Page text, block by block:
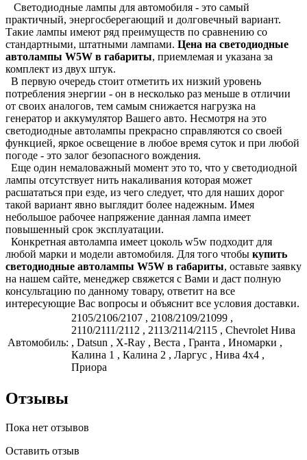
Светодиодные лампы для автомобиля - это самый
практичный, энергосберегающий и долговечный вариант.
Такие лампы имеют ряд преимуществ по сравнению со
стандартными, штатными лампами. Цена на светодиодные
автолампы W5W в габариты, приемлемая и указана за
комплект из двух штук.
В первую очередь стоит отметить их низкий уровень
потребления энергии - он в несколько раз меньше в отличии
от своих аналогов, тем самым снижается нагрузка на
генератор и аккумулятор Вашего авто. Несмотря на это
светодиодные автолампы прекрасно справляются со своей
функцией, яркое освещение в любое время суток и при любой
погоде - это залог безопасного вождения.
Еще один немаловажный момент это то, что у светодиодной
лампы отсутствует нить накаливания которая может
расшататься при езде, из чего следует, что для наших дорог
такой вариант явно выглядит более надежным. Имея
небольшое рабочее напряжение данная лампа имеет
повышенный срок эксплуатации.
Конкретная автолампа имеет цоколь w5w подходит для
любой марки и модели автомобиля. Для того чтобы купить
светодиодные автолампы W5W в габариты, оставьте заявку
на нашем сайте, менеджер свяжется с Вами и даст полную
консультацию по данному товару, ответит на все
интересующие Вас вопросы и объяснит все условия доставки.
Автомобиль:
2105/2106/2107 , 2108/2109/21099 ,
2110/2111/2112 , 2113/2114/2115 , Chevrolet Нива
, Datsun , X-Ray , Веста , Гранта , Иномарки ,
Калина 1 , Калина 2 , Ларгус , Нива 4x4 ,
Приора
Отзывы
Пока нет отзывов
Оставить отзыв